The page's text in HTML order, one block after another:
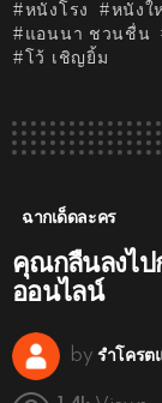
หนังโรง
หนังใ
แอนนา ชวนชื่น
โว้ เชิญยิ้ม
ฉากเด็ดละคร
คุณกลืนลงไ
ออนไลน์
by รำโครต